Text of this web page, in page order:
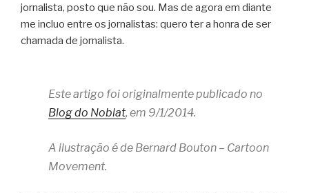
jornalista, posto que não sou. Mas de agora em diante
me incluo entre os jornalistas: quero ter a honra de ser
chamada de jornalista.
Este artigo foi originalmente publicado no
Blog do Noblat, em 9/1/2014.
A ilustração é de Bernard Bouton – Cartoon
Movement.